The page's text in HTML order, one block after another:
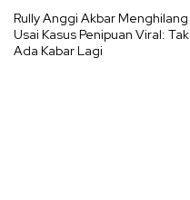
Rully Anggi Akbar Menghilang
Usai Kasus Penipuan Viral: Tak
Ada Kabar Lagi